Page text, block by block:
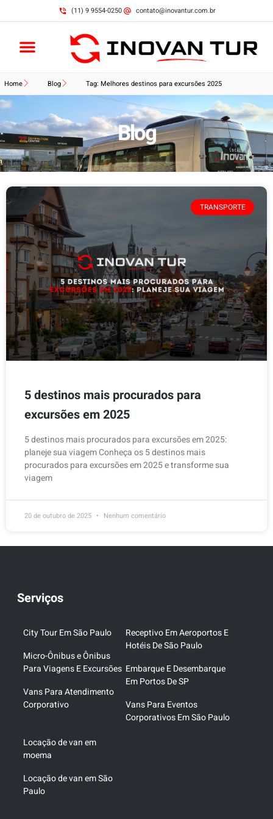
(11) 9 9554-0250 contato@inovantur.com.br
Home Blog Tag: Melhores destinos para excursões 2025
Blog
TRANSPORTE
5 destinos mais procurados para
excursões em 2025
5 destinos mais procurados para excursões em 2025:
planeje sua viagem Conheça os 5 destinos mais
procurados para excursões em 2025 e transforme sua
viagem
20 de outubro de 2025 Nenhum comentário
Serviços
City Tour Em São Paulo
Micro-Ônibus e Ônibus
Para Viagens E Excursões
Vans Para Atendimento
Corporativo
Receptivo Em Aeroportos E
Hotéis De São Paulo
Embarque E Desembarque
Em Portos De SP
Vans Para Eventos
Corporativos Em São Paulo
Locação de van em
moema
Locação de van em São
Paulo